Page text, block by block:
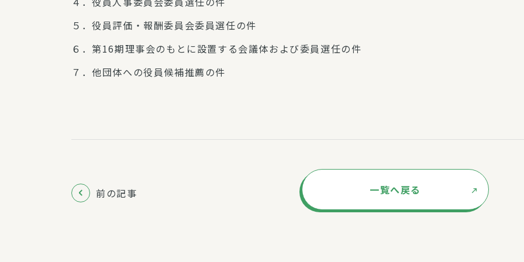
５．役員評価・報酬委員会委員選任の件
６．第16期理事会のもとに設置する会議体および委員選任の件
７．他団体への役員候補推薦の件
一覧へ戻る
前の記事